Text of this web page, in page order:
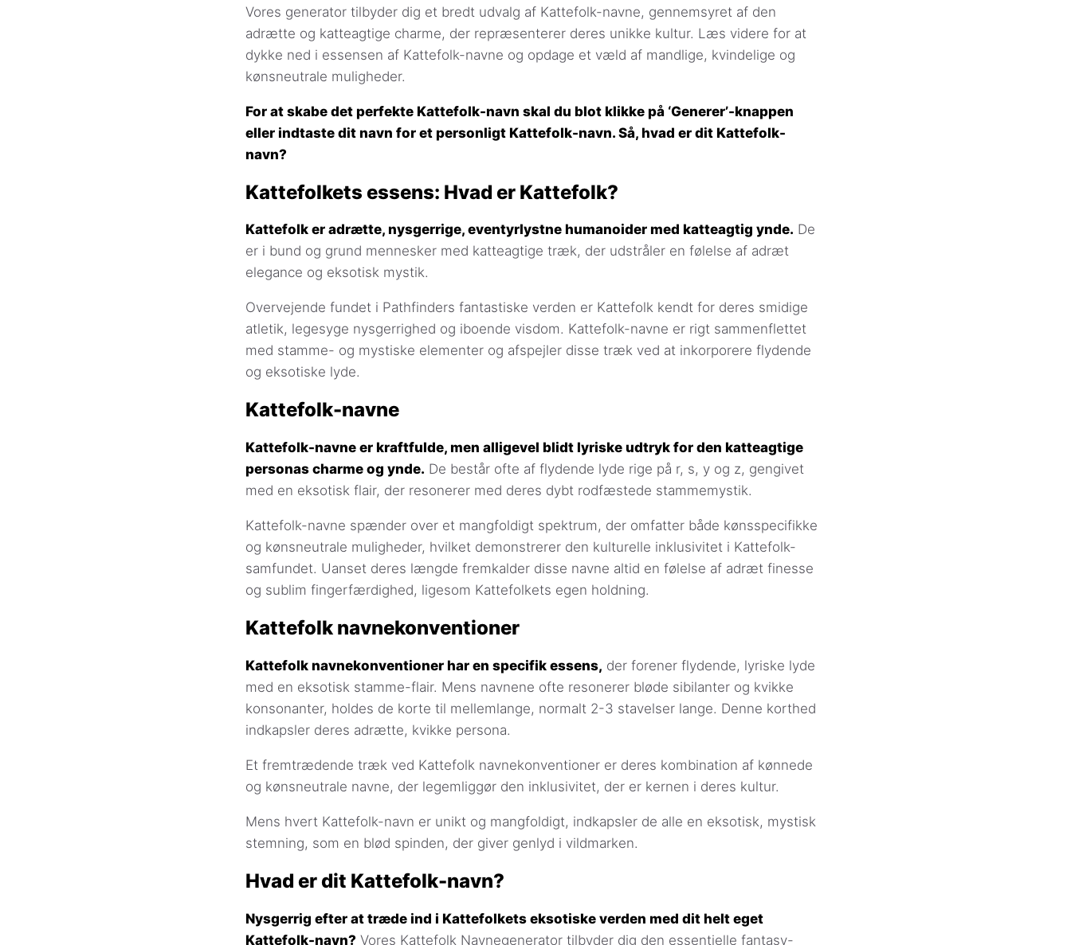
Vores generator tilbyder dig et bredt udvalg af Kattefolk-navne, gennemsyret af den
adrætte og katteagtige charme, der repræsenterer deres unikke kultur. Læs videre for at
dykke ned i essensen af Kattefolk-navne og opdage et væld af mandlige, kvindelige og
kønsneutrale muligheder.
For at skabe det perfekte Kattefolk-navn skal du blot klikke på ‘Generer’-knappen
eller indtaste dit navn for et personligt Kattefolk-navn. Så, hvad er dit Kattefolk-
navn?
Kattefolkets essens: Hvad er Kattefolk?
Kattefolk er adrætte, nysgerrige, eventyrlystne humanoider med katteagtig ynde. De
er i bund og grund mennesker med katteagtige træk, der udstråler en følelse af adræt
elegance og eksotisk mystik.
Overvejende fundet i Pathfinders fantastiske verden er Kattefolk kendt for deres smidige
atletik, legesyge nysgerrighed og iboende visdom. Kattefolk-navne er rigt sammenflettet
med stamme- og mystiske elementer og afspejler disse træk ved at inkorporere flydende
og eksotiske lyde.
Kattefolk-navne
Kattefolk-navne er kraftfulde, men alligevel blidt lyriske udtryk for den katteagtige
personas charme og ynde. De består ofte af flydende lyde rige på r, s, y og z, gengivet
med en eksotisk flair, der resonerer med deres dybt rodfæstede stammemystik.
Kattefolk-navne spænder over et mangfoldigt spektrum, der omfatter både kønsspecifikke
og kønsneutrale muligheder, hvilket demonstrerer den kulturelle inklusivitet i Kattefolk-
samfundet. Uanset deres længde fremkalder disse navne altid en følelse af adræt finesse
og sublim fingerfærdighed, ligesom Kattefolkets egen holdning.
Kattefolk navnekonventioner
Kattefolk navnekonventioner har en specifik essens, der forener flydende, lyriske lyde
med en eksotisk stamme-flair. Mens navnene ofte resonerer bløde sibilanter og kvikke
konsonanter, holdes de korte til mellemlange, normalt 2-3 stavelser lange. Denne korthed
indkapsler deres adrætte, kvikke persona.
Et fremtrædende træk ved Kattefolk navnekonventioner er deres kombination af kønnede
og kønsneutrale navne, der legemliggør den inklusivitet, der er kernen i deres kultur.
Mens hvert Kattefolk-navn er unikt og mangfoldigt, indkapsler de alle en eksotisk, mystisk
stemning, som en blød spinden, der giver genlyd i vildmarken.
Hvad er dit Kattefolk-navn?
Nysgerrig efter at træde ind i Kattefolkets eksotiske verden med dit helt eget
Kattefolk-navn? Vores Kattefolk Navnegenerator tilbyder dig den essentielle fantasy-